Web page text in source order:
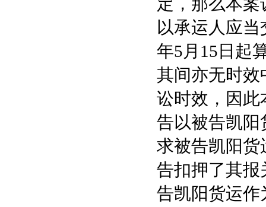
以承运人应
年5月15日起
其间亦无时效
讼时效，因此
告以被告凯阳
求被告凯阳货
告扣押了其报
告凯阳货运作